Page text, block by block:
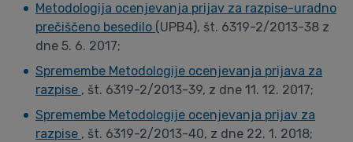
Metodologija ocenjevanja prijav za razpise-uradno
prečiščeno besedilo (UPB4), št. 6319-2/2013-38 z
dne 5. 6. 2017;
Spremembe Metodologije ocenjevanja prijava za
razpise , št. 6319-2/2013-39, z dne 11. 12. 2017;
Spremembe Metodologije ocenjevanja prijav za
razpise , št. 6319-2/2013-40, z dne 22. 1. 2018;